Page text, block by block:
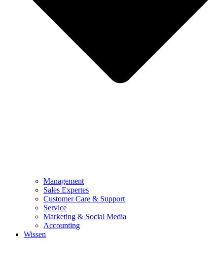
Management
Sales Expertes
Customer Care & Support
Service
Marketing & Social Media
Accounting
Wissen